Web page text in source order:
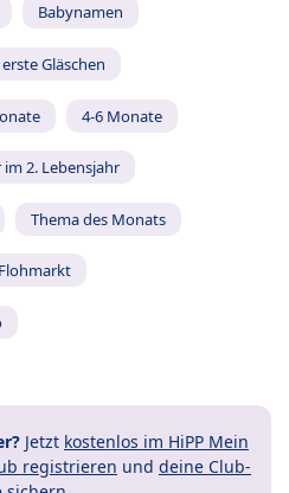
Babynamen
erste Gläschen
4-6 Monate
2. Lebensjahr
Thema des Monats
Flohmarkt
Jetzt kostenlos im HiPP Mein
registrieren und deine Club-